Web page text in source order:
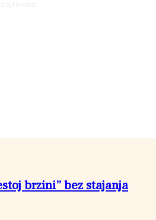
brzini” bez stajanja